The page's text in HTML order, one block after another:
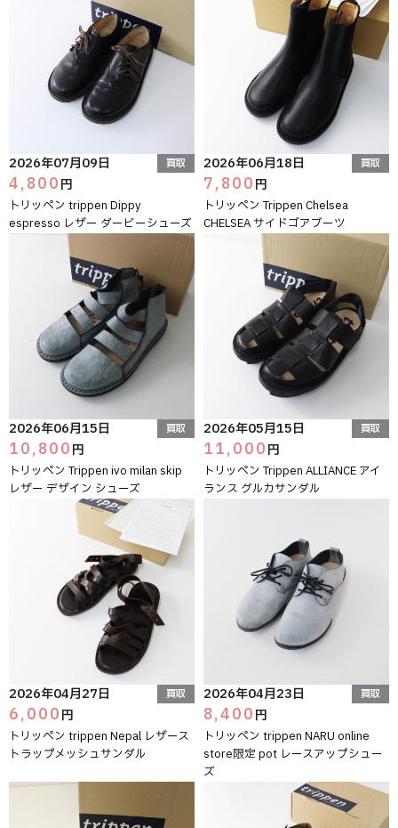
2026年07月09日 買取
4,800円
トリッペン trippen Dippy
espresso レザー ダービーシューズ
2026年06月18日 買取
7,800円
トリッペン Trippen Chelsea
CHELSEA サイドゴアブーツ
2026年06月15日 買取
10,800円
トリッペン Trippen ivo milan skip
レザー デザイン シューズ
2026年05月15日 買取
11,000円
トリッペン Trippen ALLIANCE アイ
ランス グルカサンダル
2026年04月27日 買取
6,000円
トリッペン trippen Nepal レザース
トラップメッシュサンダル
2026年04月23日 買取
8,400円
トリッペン trippen NARU online
store限定 pot レースアップシュー
ズ